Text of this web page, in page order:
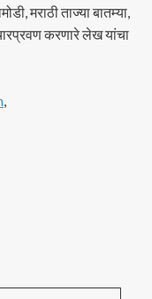
मराठी ताज्या बातम्या,
करणारे लेख यांचा
,